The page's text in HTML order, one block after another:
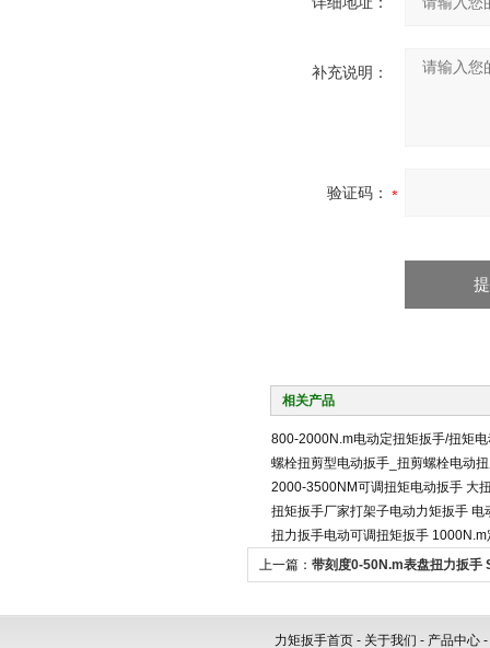
补充说明：
验证码：
相关产品
800-2000N.m电动定扭矩扳手/扭矩
螺栓扭剪型电动扳手_扭剪螺栓电动
2000-3500NM可调扭矩电动扳手 大
扭矩扳手厂家打架子电动力矩扳手 电
扭力扳手电动可调扭矩扳手
上一篇： 带刻度0-50N.m表盘扭力扳手
力矩扳手首页 - 关于我们 - 产品中心 -